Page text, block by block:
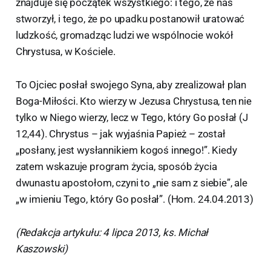
znajduje się początek wszystkiego: i tego, że nas
stworzył, i tego, że po upadku postanowił uratować
ludzkość, gromadząc ludzi we wspólnocie wokół
Chrystusa, w Kościele.
To Ojciec posłał swojego Syna, aby zrealizował plan
Boga-Miłości. Kto wierzy w Jezusa Chrystusa, ten nie
tylko w Niego wierzy, lecz w Tego, który Go posłał (J
12,44). Chrystus – jak wyjaśnia Papież – został
„posłany, jest wysłannikiem kogoś innego!”. Kiedy
zatem wskazuje program życia, sposób życia
dwunastu apostołom, czyni to „nie sam z siebie”, ale
„w imieniu Tego, który Go posłał”. (Hom. 24.04.2013)
(Redakcja artykułu: 4 lipca 2013, ks. Michał
Kaszowski)